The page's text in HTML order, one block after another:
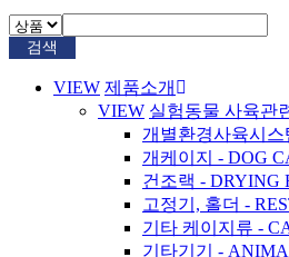
검색
VIEW 제품소개
VIEW 실험동물 사육관
개별환경사육시
개케이지 - DOG
건조랙 - DRYING
고정기, 홀더 -
기타 케이지류 -
기타기기 -